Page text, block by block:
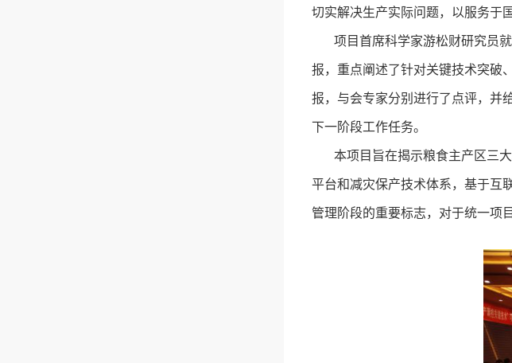
切实解决生产实际问题，以服务于
项目首席科学家游松财研究员就
报，重点阐述了针对关键技术突破
报，与会专家分别进行了点评，并
下一阶段工作任务。
本项目旨在揭示粮食主产区三大
平台和减灾保产技术体系，基于互
管理阶段的重要标志，对于统一项